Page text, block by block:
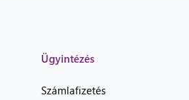
Ügyintézés
Számlafizetés